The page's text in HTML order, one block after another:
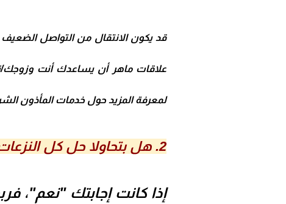
قد يكون الانتقال من التواصل الضعيف
علاقات ماهر أن يساعدك أنت
لمعرفة المزيد حول خدماتالمأذون
2. هل بتحاولا حل كل النزعات بينكم ؟
إذا كانت إجابتك "نعم"،